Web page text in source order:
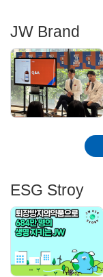
JW Brand
ESG Stroy